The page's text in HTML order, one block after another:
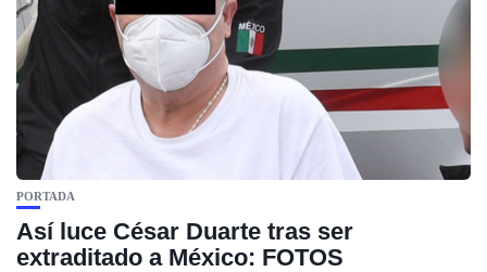
PORTADA
Así luce César Duarte tras ser
extraditado a México: FOTOS